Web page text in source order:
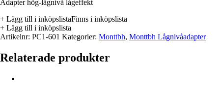
Adapter hög-lågnivå lågeffekt
+ Lägg till i inköpslistaFinns i inköpslista
+ Lägg till i inköpslista
Artikelnr: PC1-601 Kategorier: Monttbh, Monttbh Lågnivåadapter
Relaterade produkter